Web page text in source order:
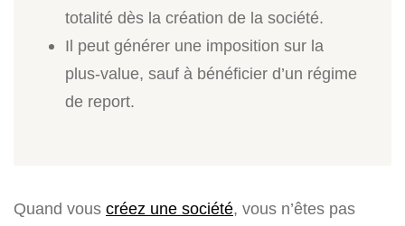
totalité dès la création de la société.
Il peut générer une imposition sur la
plus-value, sauf à bénéficier d’un régime
de report.
Quand vous créez une société, vous n’êtes pas